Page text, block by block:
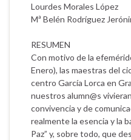
Lourdes Morales López
Mª Belén Rodríguez
RESUMEN
Con motivo de la
Enero), las maestras del
centro García Lorca en
nuestros alumn@s
convivencia y de
realmente la esencia y la
Paz” y, sobre todo, que